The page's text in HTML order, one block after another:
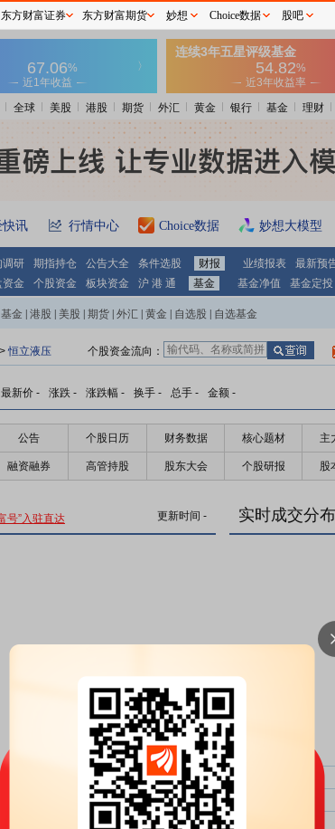
全球 美股 港股 期货 外汇 黄金 银行 基金 理财
快讯 行情中心 Choice数据 妙想大模型
调研 期指持仓 公告大全 条件选股 财报 业绩报表 最新预
资金 个股资金 板块资金 沪 港 通 基金 基金净值 基金定投
基金 港股 美股 期货 外汇 黄金 自选股 自选基金
>恒立液压 个股资金流向：
最新价 - 涨跌 - 涨跌幅 - 换手 - 总手 - 金额 -
公告 个股日历 财务数据 核心题材 主
融资融券 高管持股 股东大会 个股研报 股
号”入驻直达 更新时间 -
主力净比：
超大单净比：
大单净比：
实时成交分
东方财富证券 东方财富期货 妙想 Choice数据 股吧